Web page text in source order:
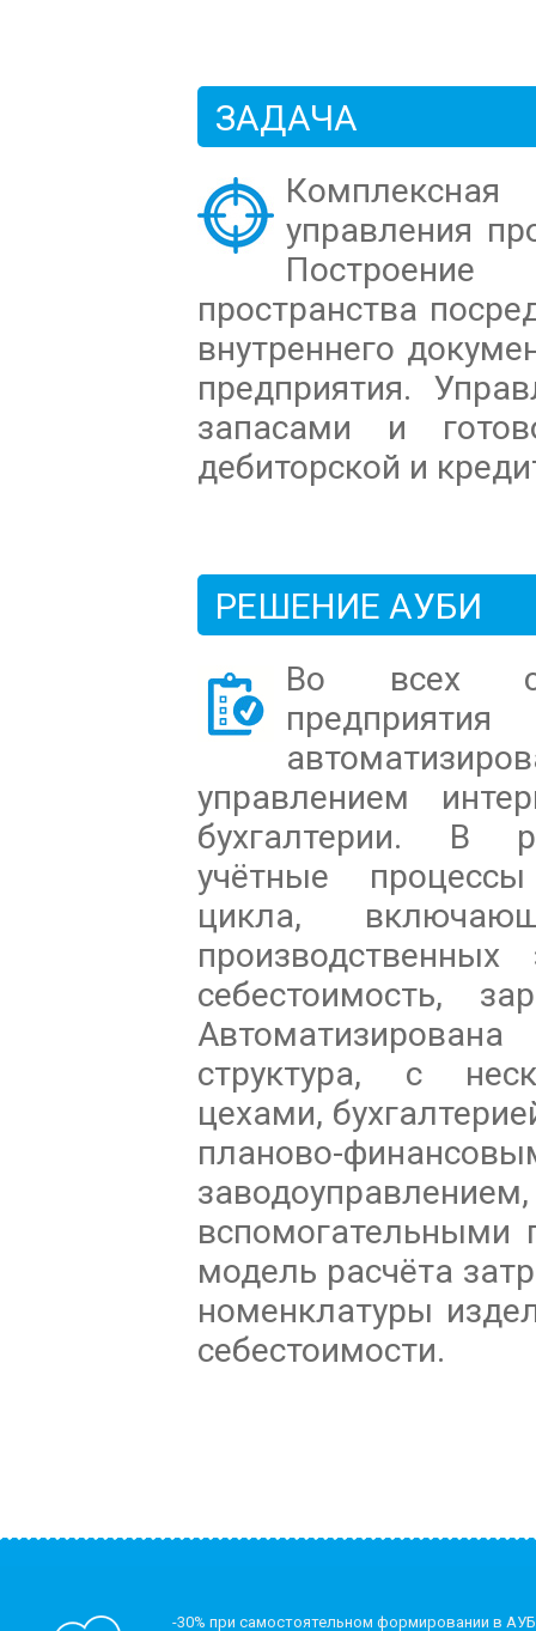
ЗАДАЧА
управления
Построение
пространства
внутреннего
предприятия.
запасами и
дебиторской и
РЕШЕНИЕ АУБИ
Во всех
управлением
бухгалтерии. В
учётные
цикла,
себестоимость,
структура, с
цехами,
планово-
вспомогательными
модель расчёта
номенклатуры
себестоимости.
-30% при самостоятельном формировании в